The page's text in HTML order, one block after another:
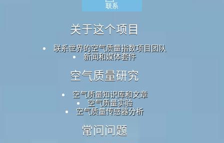
联系
关于这个项目
联系世界的空气质量指数项目团队
新闻和媒体套件
空气质量研究
空气质量知识库和文章
空气质量实验
空气质量传感器分析
常问问题